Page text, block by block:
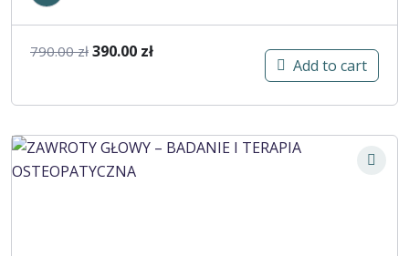
790.00zł 390.00 zł
Add to cart